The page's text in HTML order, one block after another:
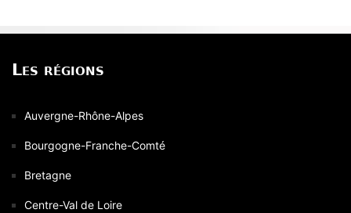
Les régions
Auvergne-Rhône-Alpes
Bourgogne-Franche-Comté
Bretagne
Centre-Val de Loire